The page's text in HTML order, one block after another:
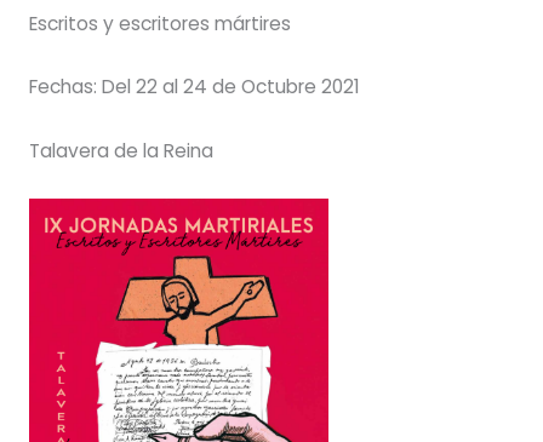
Escritos y escritores mártires
Fechas: Del 22 al 24 de Octubre 2021
Talavera de la Reina